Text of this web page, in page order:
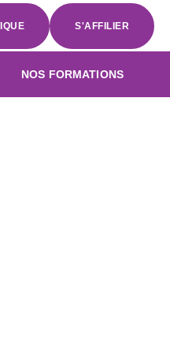
S'AFFILIER
NOS FORMATIONS